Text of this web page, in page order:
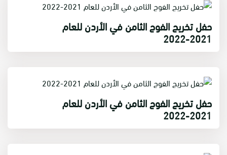
حفل تخريج الفوج الثامن في الأردن للعام
2021-2022
حفل تخريج الفوج الثامن في الأردن للعام
2021-2022